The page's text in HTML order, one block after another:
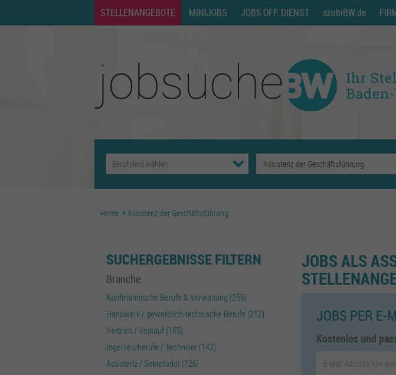
STELLENANGEBOTE MINIJOBS JOBS ÖFF. DIENST azubiBW.de
Home Assistenz der Geschäftsführung
SUCHERGEBNISSE FILTERN
Branche
Kaufmännische Berufe & Verwaltung (256)
Handwerk / gewerblich-technische Berufe (212)
Vertrieb / Verkauf (165)
Ingenieurberufe / Techniker (142)
Assistenz / Sekretariat (126)
JOBS ALS
JOBS PER E-
Kostenlos und